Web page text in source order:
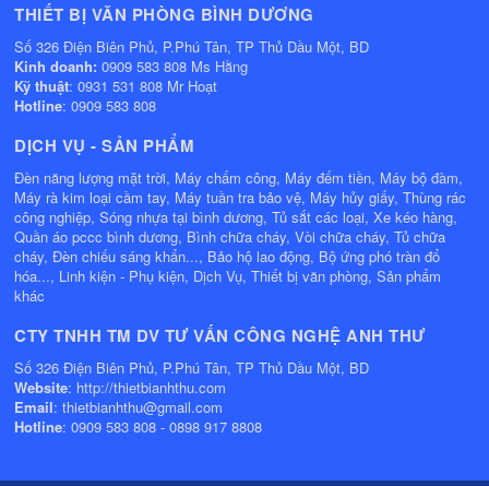
THIẾT BỊ VĂN PHÒNG BÌNH DƯƠNG
Số 326 Điện Biên Phủ, P.Phú Tân, TP Thủ Dầu Một, BD
Kinh doanh: 0909 583 808 Ms Hằng
Kỹ thuật: 0931 531 808 Mr Hoạt
Hotline: 0909 583 808
DỊCH VỤ - SẢN PHẨM
Đèn năng lượng mặt trời, Máy chấm công, Máy đếm tiền, Máy bộ đàm,
Máy rà kim loại cầm tay, Máy tuần tra bảo vệ, Máy hủy giấy, Thùng rác
công nghiệp, Sóng nhựa tại bình dương, Tủ sắt các loại, Xe kéo hàng,
Quần áo pccc bình dương, Bình chữa cháy, Vòi chữa cháy, Tủ chữa
cháy, Đèn chiếu sáng khẩn..., Bảo hộ lao động, Bộ ứng phó tràn đổ
hóa..., Linh kiện - Phụ kiện, Dịch Vụ, Thiết bị văn phòng, Sản phẩm
khác
CTY TNHH TM DV TƯ VẤN CÔNG NGHỆ ANH THƯ
Số 326 Điện Biên Phủ, P.Phú Tân, TP Thủ Dầu Một, BD
Website: http://thietbianhthu.com
Email: thietbianhthu@gmail.com
Hotline: 0909 583 808 - 0898 917 8808